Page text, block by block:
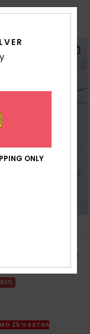
25% EXTRA
de snow Bege
63%
25% EXTRA
ONLY